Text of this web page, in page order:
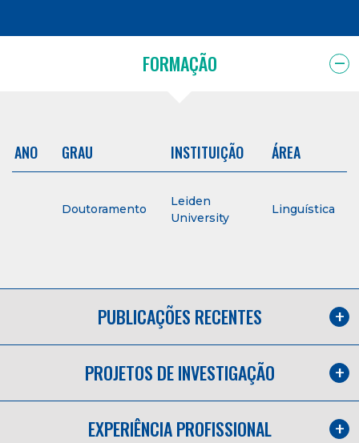
FORMAÇÃO
ANO GRAU INSTITUIÇÃO ÁREA
Doutoramento
Leiden
University
Linguística
PUBLICAÇÕES RECENTES
PROJETOS DE INVESTIGAÇÃO
EXPERIÊNCIA PROFISSIONAL